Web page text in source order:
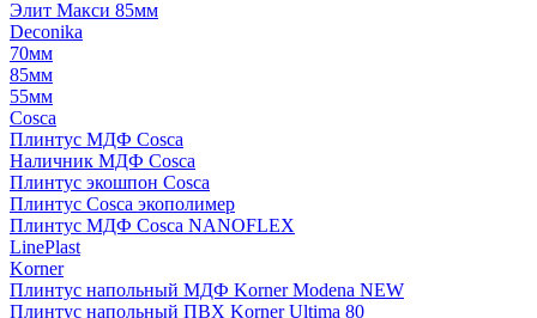
Элит Макси 85мм
Deconika
70мм
85мм
55мм
Cosca
Плинтус МДФ Cosca
Наличник МДФ Cosca
Плинтус экошпон Cosca
Плинтус Cosca экополимер
Плинтус МДФ Cosca NANOFLEX
LinePlast
Korner
Плинтус напольный МДФ Korner Modena NEW
Плинтус напольный ПВХ Korner Ultima 80